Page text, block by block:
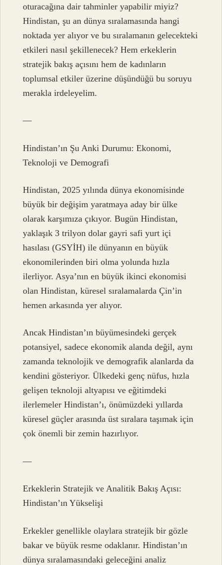
oturacağına dair tahminler yapabilir miyiz?
Hindistan, şu an dünya sıralamasında hangi
noktada yer alıyor ve bu sıralamanın gelecekteki
etkileri nasıl şekillenecek? Hem erkeklerin
stratejik bakış açısını hem de kadınların
toplumsal etkiler üzerine düşündüğü bu soruyu
merakla irdeleyelim.
—
Hindistan’ın Şu Anki Durumu: Ekonomi,
Teknoloji ve Demografi
Hindistan, 2025 yılında dünya ekonomisinde
büyük bir değişim yaratmaya aday bir ülke
olarak karşımıza çıkıyor. Bugün Hindistan,
yaklaşık 3 trilyon dolar gayri safi yurt içi
hasılası (GSYİH) ile dünyanın en büyük
ekonomilerinden biri olma yolunda hızla
ilerliyor. Asya’nın en büyük ikinci ekonomisi
olan Hindistan, küresel sıralamalarda Çin’in
hemen arkasında yer alıyor.
Ancak Hindistan’ın büyümesindeki gerçek
potansiyel, sadece ekonomik alanda değil, aynı
zamanda teknolojik ve demografik alanlarda da
kendini gösteriyor. Ülkedeki genç nüfus, hızla
gelişen teknoloji altyapısı ve eğitimdeki
ilerlemeler Hindistan’ı, önümüzdeki yıllarda
küresel güçler arasında üst sıralara taşımak için
çok önemli bir zemin hazırlıyor.
—
Erkeklerin Stratejik ve Analitik Bakış Açısı:
Hindistan’ın Yükselişi
Erkekler genellikle olaylara stratejik bir gözle
bakar ve büyük resme odaklanır. Hindistan’ın
dünya sıralamasındaki geleceğini analiz